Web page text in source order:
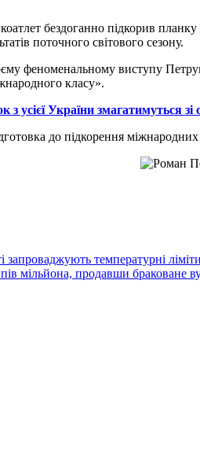
бездоганно підкорив
поточного світового сезону.
феноменальному виступу
класу».
України змагатимуться зі
до підкорення міжнародних
температурні
мільйона, продавши браковане